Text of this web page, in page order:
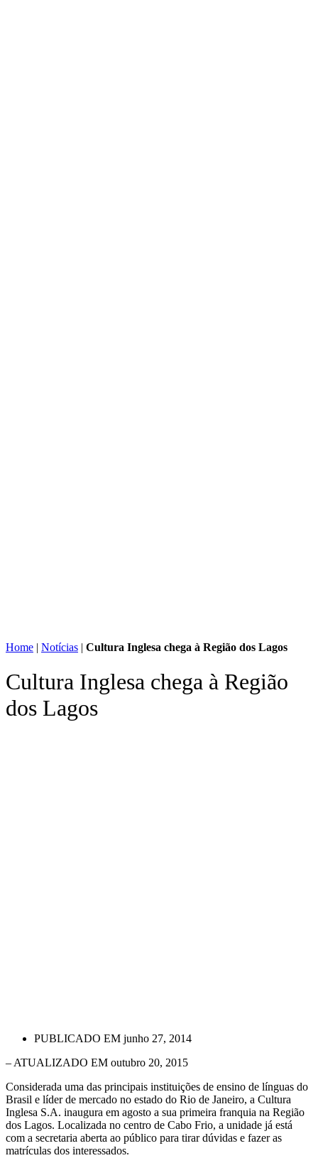
Home | Notícias | Cultura Inglesa chega à Região dos Lagos
Cultura Inglesa chega à Região
dos Lagos
PUBLICADO EM junho 27, 2014
– ATUALIZADO EM outubro 20, 2015
Considerada uma das principais instituições de ensino de línguas do
Brasil e líder de mercado no estado do Rio de Janeiro, a Cultura
Inglesa S.A. inaugura em agosto a sua primeira franquia na Região
dos Lagos. Localizada no centro de Cabo Frio, a unidade já está
com a secretaria aberta ao público para tirar dúvidas e fazer as
matrículas dos interessados.